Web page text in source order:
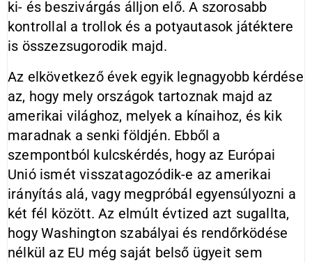
ki- és beszivárgás álljon elő. A szorosabb
kontrollal a trollok és a potyautasok játéktere
is összezsugorodik majd.
Az elkövetkező évek egyik legnagyobb kérdése
az, hogy mely országok tartoznak majd az
amerikai világhoz, melyek a kínaihoz, és kik
maradnak a senki földjén. Ebből a
szempontból kulcskérdés, hogy az Európai
Unió ismét visszatagozódik-e az amerikai
irányítás alá, vagy megpróbál egyensúlyozni a
két fél között. Az elmúlt évtized azt sugallta,
hogy Washington szabályai és rendőrködése
nélkül az EU még saját belső ügyeit sem